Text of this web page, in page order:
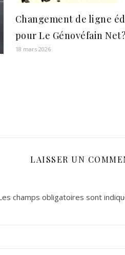
Changement de ligne
pour Le Génovéfain Net?
18 mars 2026
LAISSER UN
champs obligatoires sont